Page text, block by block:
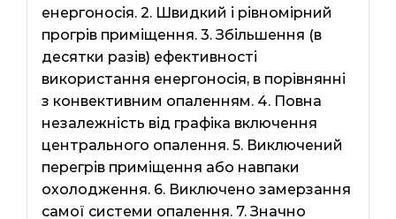
енергоносія. 2. Швидкий і рівномірний
прогрів приміщення. 3. Збільшення (в
десятки разів) ефективності
використання енергоносія, в порівнянні
з конвективним опаленням. 4. Повна
незалежність від графіка включення
центрального опалення. 5. Виключений
перегрів приміщення або навпаки
охолодження. 6. Виключено замерзання
самої системи опалення. 7. Значно